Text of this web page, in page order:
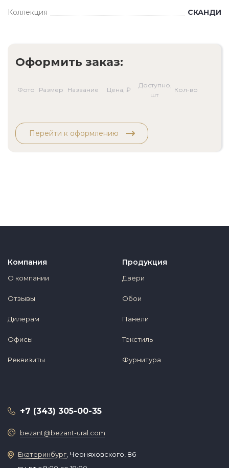
Коллекция
СКАНДИ
Оформить заказ:
Фото Размер Название Цена, ₽
Доступно,
шт
Кол-во
Перейти к оформлению
Компания
О компании
Отзывы
Дилерам
Офисы
Реквизиты
Продукция
Двери
Обои
Панели
Текстиль
Фурнитура
+7 (343) 305-00-35
bezant@bezant-ural.com
Екатеринбург , Черняховского, 86